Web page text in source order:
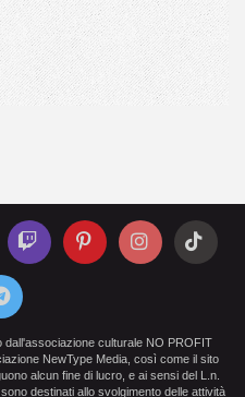
dall'associazione culturale NO PROFIT
NewType Media, così come il sito
alcun fine di lucro, e ai sensi del L.n.
destinati allo svolgimento delle attività